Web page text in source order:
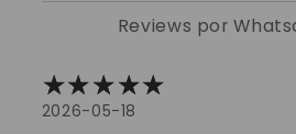
Reviews por
2026-05-18